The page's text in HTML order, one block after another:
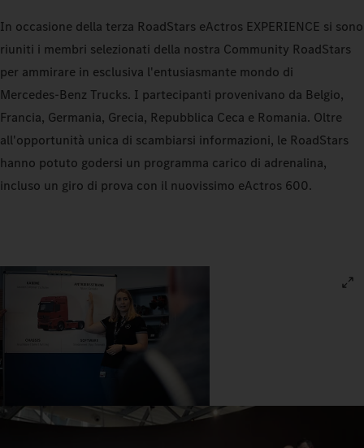
In occasione della terza RoadStars eActros EXPERIENCE si sono
riuniti i membri selezionati della nostra Community RoadStars
per ammirare in esclusiva l'entusiasmante mondo di
Mercedes‑Benz Trucks. I partecipanti provenivano da Belgio,
Francia, Germania, Grecia, Repubblica Ceca e Romania. Oltre
all'opportunità unica di scambiarsi informazioni, le RoadStars
hanno potuto godersi un programma carico di adrenalina,
incluso un giro di prova con il nuovissimo eActros 600.